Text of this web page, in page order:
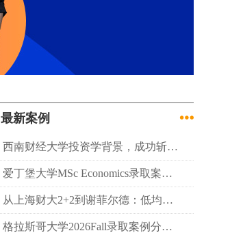
最新案例
西南财经大学投资学背景，成功斩…
爱丁堡大学MSc Economics录取案…
从上海财大2+2到谢菲尔德：低均…
格拉斯哥大学2026Fall录取案例分…